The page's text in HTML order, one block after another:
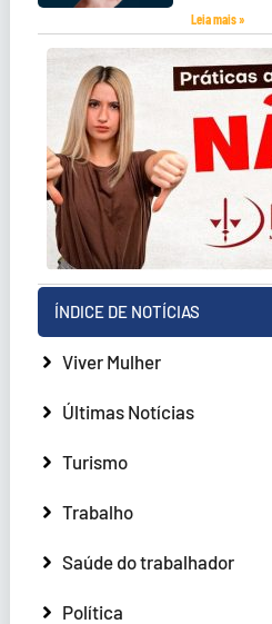
Leia mais »
ÍNDICE DE NOTÍCIAS
Viver Mulher
Últimas Notícias
Turismo
Trabalho
Saúde do trabalhador
Política